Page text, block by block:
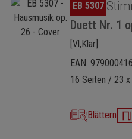
Bildergalerie überspringen
EB 5307
Duett Nr. 1
[Vl,Klar]
EAN:
16 Seiten / 23
Blättern